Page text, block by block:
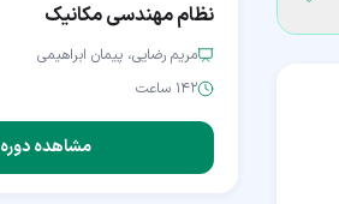
نظام مهندسی مکانیک
مریم رضایی، پیمان ابراهیمی
۱۴۲ ساعت
مشاهده دوره